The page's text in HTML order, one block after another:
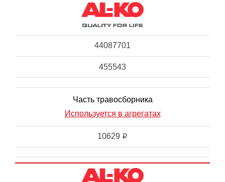
44087701
455543
Часть травосборника
Используется в агрегатах
10629 i